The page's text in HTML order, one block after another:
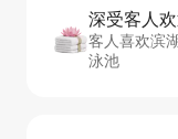
深受客人
客人喜欢滨
泳池